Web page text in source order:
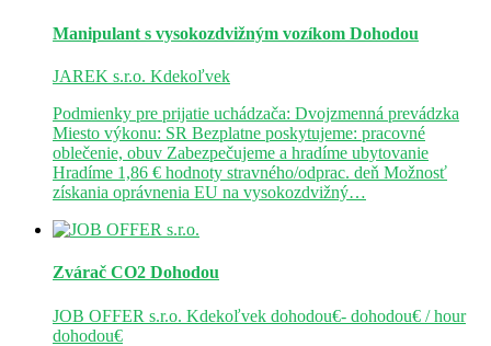
Manipulant s vysokozdvižným vozíkom Dohodou
JAREK s.r.o. Kdekoľvek
Podmienky pre prijatie uchádzača: Dvojzmenná prevádzka
Miesto výkonu: SR Bezplatne poskytujeme: pracovné
oblečenie, obuv Zabezpečujeme a hradíme ubytovanie
Hradíme 1,86 € hodnoty stravného/odprac. deň Možnosť
získania oprávnenia EU na vysokozdvižný…
Zvárač CO2 Dohodou
JOB OFFER s.r.o. Kdekoľvek dohodou€- dohodou€ / hour
dohodou€